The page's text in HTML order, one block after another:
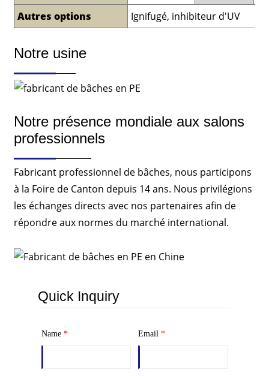
Autres options Ignifugé, inhibiteur d'UV
Notre usine
Notre présence mondiale aux salons
professionnels
Fabricant professionnel de bâches, nous participons
à la Foire de Canton depuis 14 ans. Nous privilégions
les échanges directs avec nos partenaires afin de
répondre aux normes du marché international.
Quick Inquiry
Name * Email *